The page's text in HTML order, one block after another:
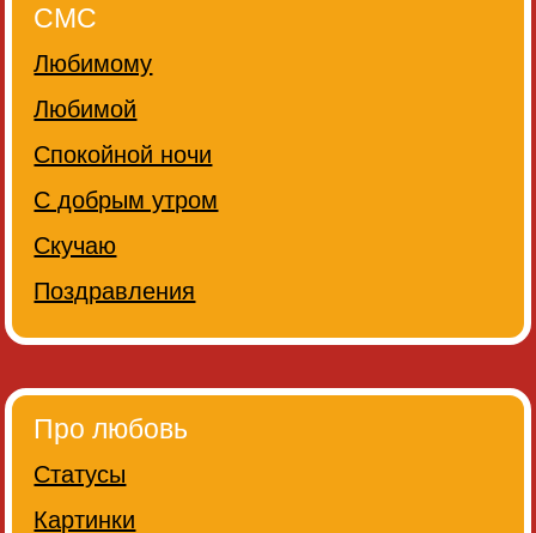
СМС
Любимому
Любимой
Спокойной ночи
С добрым утром
Скучаю
Поздравления
Про любовь
Статусы
Картинки